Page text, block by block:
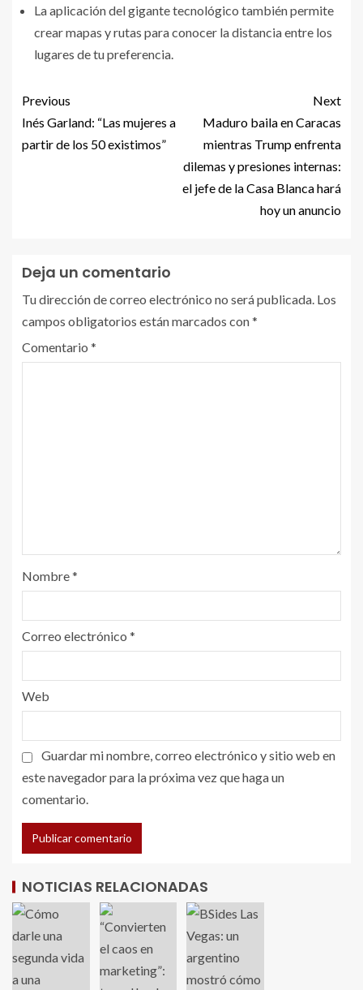
La aplicación del gigante tecnológico también permite
crear mapas y rutas para conocer la distancia entre los
lugares de tu preferencia.
Previous
Inés Garland: “Las mujeres a
partir de los 50 existimos”
Next
Maduro baila en Caracas
mientras Trump enfrenta
dilemas y presiones internas:
el jefe de la Casa Blanca hará
hoy un anuncio
Deja un comentario
Tu dirección de correo electrónico no será publicada. Los
campos obligatorios están marcados con*
Comentario *
Nombre*
Correo electrónico *
Web
Guardar mi nombre, correo electrónico y sitio web en
este navegador para la próxima vez que haga un
comentario.
NOTICIAS RELACIONADAS